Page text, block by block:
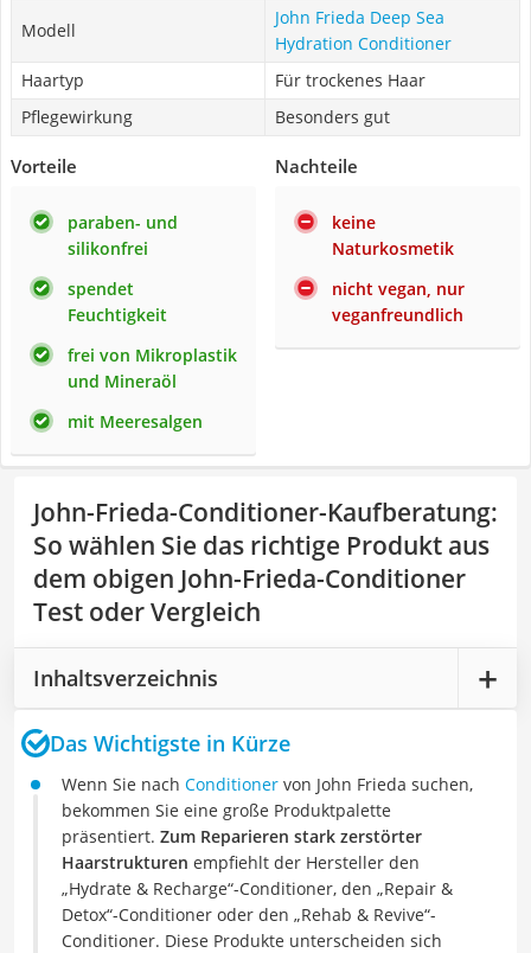
Modell
John Frieda Deep Sea
Hydration Conditioner
Haartyp
Für trockenes Haar
Pflegewirkung
Besonders gut
Vorteile
paraben- und
silikonfrei
spendet
Feuchtigkeit
frei von Mikroplastik
und Mineraöl
mit Meeresalgen
Nachteile
keine
Naturkosmetik
nicht vegan, nur
veganfreundlich
John-Frieda-Conditioner-Kaufberatung:
So wählen Sie das richtige Produkt aus
dem obigen John-Frieda-Conditioner
Test oder Vergleich
Inhaltsverzeichnis
Das Wichtigste in Kürze
Wenn Sie nach Conditioner von John Frieda suchen,
bekommen Sie eine große Produktpalette
präsentiert. Zum Reparieren stark zerstörter
Haarstrukturen empfiehlt der Hersteller den
„Hydrate & Recharge“-Conditioner, den „Repair &
Detox“-Conditioner oder den „Rehab & Revive“-
Conditioner. Diese Produkte unterscheiden sich